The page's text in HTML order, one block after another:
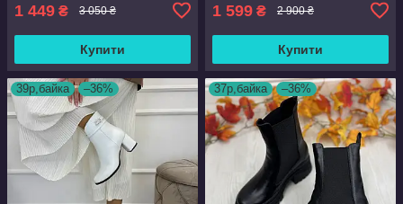
1 449 ₴ 3 050 ₴
Купити
1 599 ₴ 2 900 ₴
Купити
39р,байка –36% 37р,байка –36%